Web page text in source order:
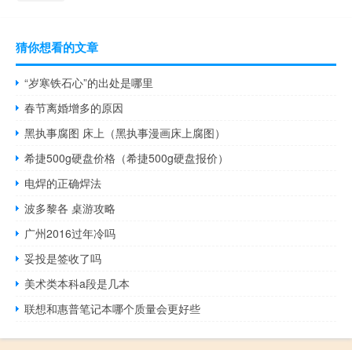
猜你想看的文章
“岁寒铁石心”的出处是哪里
春节离婚增多的原因
黑执事腐图 床上（黑执事漫画床上腐图）
希捷500g硬盘价格（希捷500g硬盘报价）
电焊的正确焊法
波多黎各 桌游攻略
广州2016过年冷吗
妥投是签收了吗
美术类本科a段是几本
联想和惠普笔记本哪个质量会更好些